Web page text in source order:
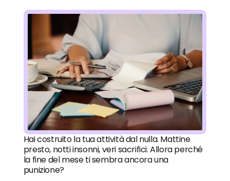
Hai costruito la tua attività dal nulla. Mattine
presto, notti insonni, veri sacrifici. Allora perché
la fine del mese ti sembra ancora una
punizione?